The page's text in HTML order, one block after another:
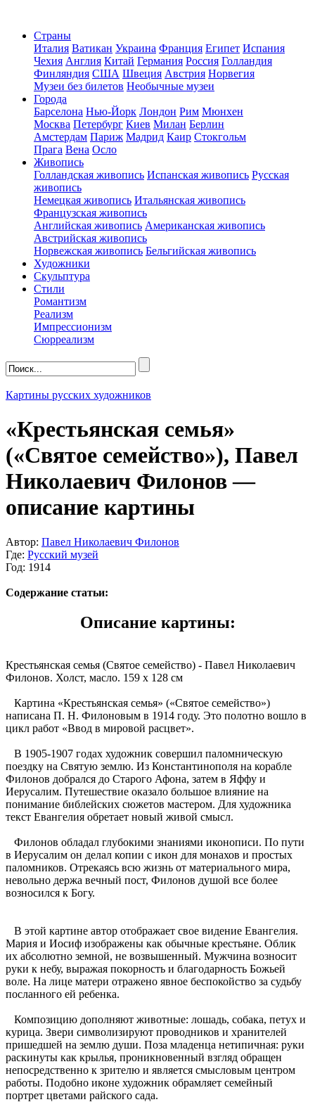
Страны
Италия Ватикан Украина Франция Египет Испания
Чехия Англия Китай Германия Россия Голландия
Финляндия США Швеция Австрия Норвегия
Музеи без билетов Необычные музеи
Города
Барселона Нью-Йорк Лондон Рим Мюнхен
Москва Петербург Киев Милан Берлин
Амстердам Париж Мадрид Каир Стокгольм
Прага Вена Осло
Живопись
Голландская живопись Испанская живопись Русская
живопись
Немецкая живопись Итальянская живопись
Французская живопись
Английская живопись Американская живопись
Австрийская живопись
Норвежская живопись Бельгийская живопись
Художники
Скульптура
Стили
Романтизм
Реализм
Импрессионизм
Сюрреализм
Картины русских художников
«Крестьянская семья»
(«Святое семейство»), Павел
Николаевич Филонов —
описание картины
Автор: Павел Николаевич Филонов
Где: Русский музей
Год: 1914
Содержание статьи:
Описание картины:
Крестьянская семья (Святое семейство) - Павел Николаевич
Филонов. Холст, масло. 159 x 128 см
Картина «Крестьянская семья» («Святое семейство»)
написана П. Н. Филоновым в 1914 году. Это полотно вошло в
цикл работ «Ввод в мировой расцвет».
В 1905-1907 годах художник совершил паломническую
поездку на Святую землю. Из Константинополя на корабле
Филонов добрался до Старого Афона, затем в Яффу и
Иерусалим. Путешествие оказало большое влияние на
понимание библейских сюжетов мастером. Для художника
текст Евангелия обретает новый живой смысл.
Филонов обладал глубокими знаниями иконописи. По пути
в Иерусалим он делал копии с икон для монахов и простых
паломников. Отрекаясь всю жизнь от материального мира,
невольно держа вечный пост, Филонов душой все более
возносился к Богу.
В этой картине автор отображает свое видение Евангелия.
Мария и Иосиф изображены как обычные крестьяне. Облик
их абсолютно земной, не возвышенный. Мужчина возносит
руки к небу, выражая покорность и благодарность Божьей
воле. На лице матери отражено явное беспокойство за судьбу
посланного ей ребенка.
Композицию дополняют животные: лошадь, собака, петух и
курица. Звери символизируют проводников и хранителей
пришедшей на землю души. Поза младенца нетипичная: руки
раскинуты как крылья, проникновенный взгляд обращен
непосредственно к зрителю и является смысловым центром
работы. Подобно иконе художник обрамляет семейный
портрет цветами райского сада.